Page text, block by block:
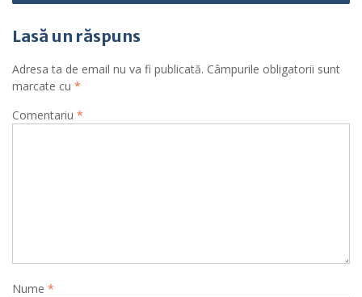
Lasă un răspuns
Adresa ta de email nu va fi publicată. Câmpurile obligatorii sunt
marcate cu *
Comentariu *
Nume *